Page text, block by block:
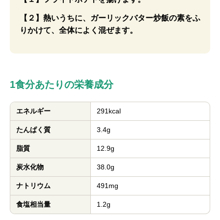
【２】熱いうちに、ガーリックバター炒飯の素をふ
りかけて、全体によく混ぜます。
1食分あたりの栄養成分
エネルギー 291kcal
たんぱく質 3.4g
脂質 12.9g
炭水化物 38.0g
ナトリウム 491mg
食塩相当量 1.2g